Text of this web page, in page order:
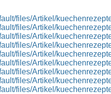
files/Artikel/
files/Artikel/
files/Artikel/
files/Artikel/
files/Artikel/
files/Artikel/
files/Artikel/
files/Artikel/
files/Artikel/